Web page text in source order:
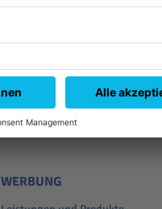
WERBUNG